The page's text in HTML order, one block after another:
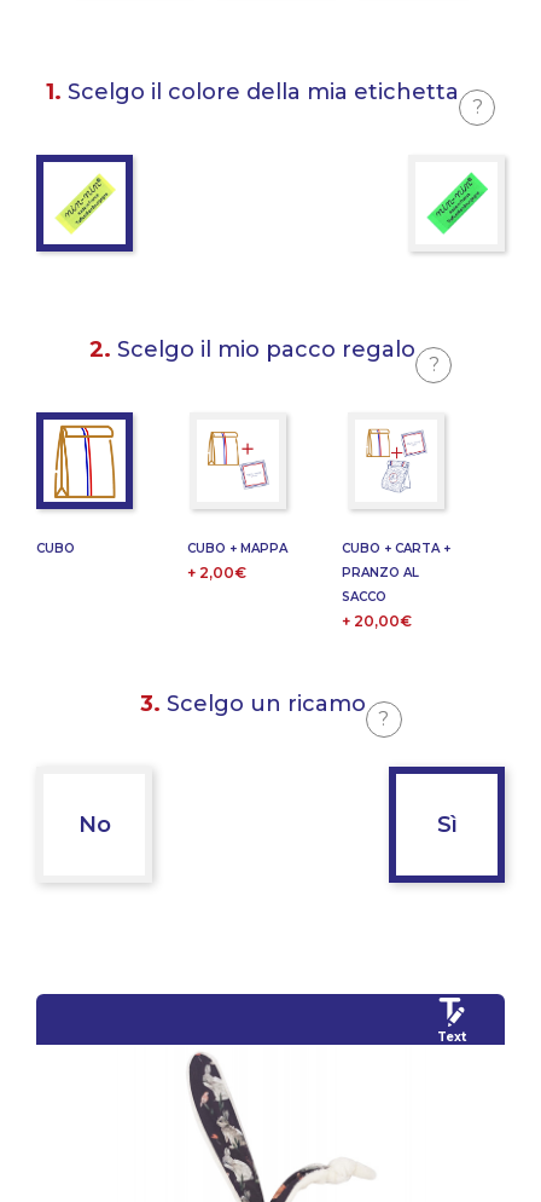
1. Scelgo il colore della mia etichetta
?
2. Scelgo il mio pacco regalo
?
CUBO CUBO + MAPPA
+ 2,00€
CUBO + CARTA +
PRANZO AL
SACCO
+ 20,00€
3. Scelgo un ricamo
?
No Sì
Text